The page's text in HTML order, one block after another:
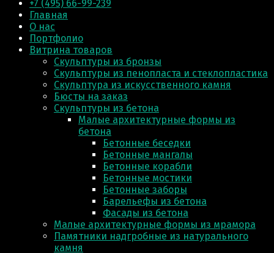
+7 (495) 66-99-239
Главная
О нас
Портфолио
Витрина товаров
Скульптуры из бронзы
Скульптуры из пенопласта и стеклопластика
Скульптура из искусственного камня
Бюсты на заказ
Скульптуры из бетона
Малые архитектурные формы из
бетона
Бетонные беседки
Бетонные мангалы
Бетонные корабли
Бетонные мостики
Бетонные заборы
Барельефы из бетона
Фасады из бетона
Малые архитектурные формы из мрамора
Памятники надгробные из натурального
камня